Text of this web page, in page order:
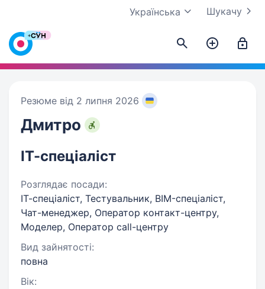
Шукачу
Українська
Резюме від 2 липня 2026
Дмитро
ІТ-спеціаліст
Розглядає посади:
ІТ-спеціаліст, Тестувальник, BIM-спеціаліст,
Чат-менеджер, Оператор контакт-центру,
Моделер, Оператор call-центру
Вид зайнятості:
повна
Вік: